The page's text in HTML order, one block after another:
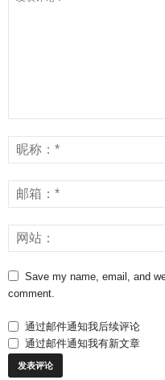
Save my name, email, and
comment.
通过邮件通知我后续评论
通过邮件通知我有新文章